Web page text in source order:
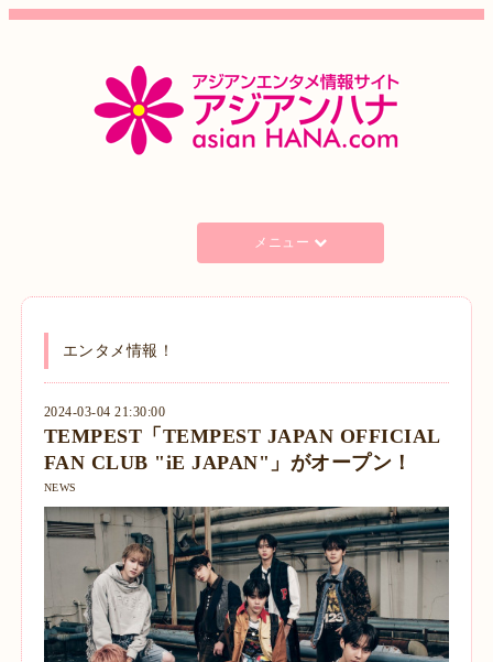
メニュー
エンタメ情報！
2024-03-04 21:30:00
TEMPEST「TEMPEST JAPAN OFFICIAL
FAN CLUB "iE JAPAN"」がオープン！
NEWS